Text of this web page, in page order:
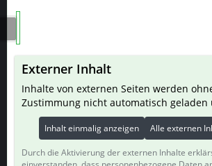
Externer Inhalt
Inhalte von externen Seiten werden
Zustimmung nicht automatisch geladen
Inhalt einmalig anzeigen Alle externen
Durch die Aktivierung der externen Inhalte